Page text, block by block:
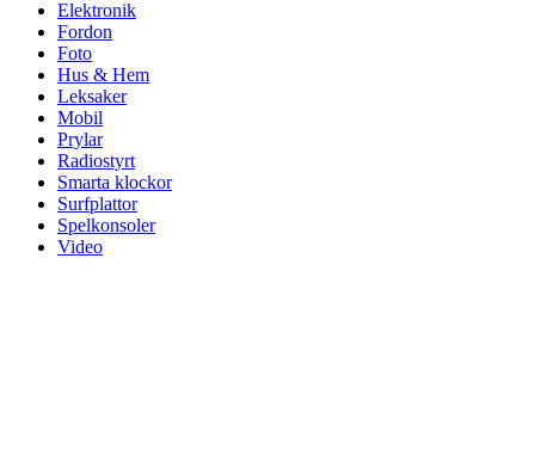
Elektronik
Fordon
Foto
Hus & Hem
Leksaker
Mobil
Prylar
Radiostyrt
Smarta klockor
Surfplattor
Spelkonsoler
Video